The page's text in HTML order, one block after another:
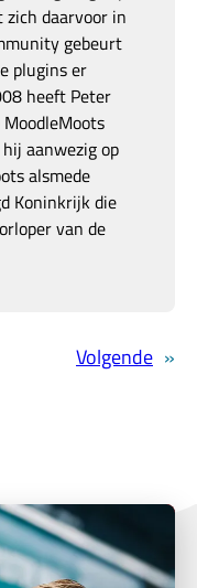
zich daarvoor in
gebeurt
plugins er
heeft Peter
aanwezig op
alsmede
Koninkrijk die
van de
Volgende »